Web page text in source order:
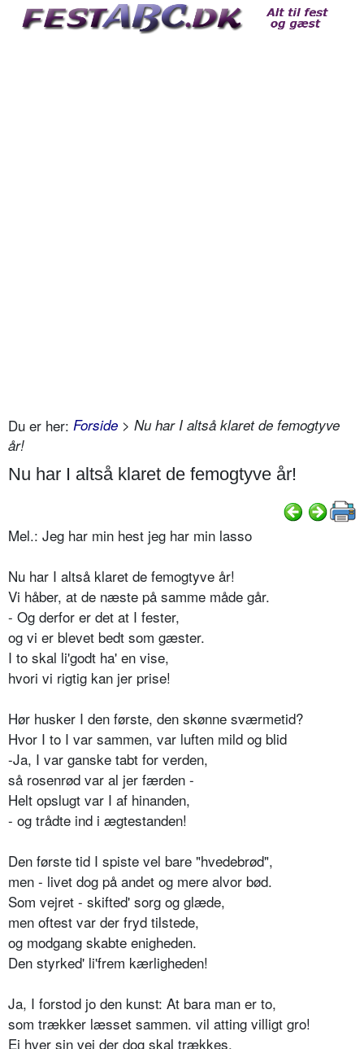
Du er her: Forside > Nu har I altså klaret de femogtyve
år!
Nu har I altså klaret de femogtyve år!
Mel.: Jeg har min hest jeg har min lasso
Nu har I altså klaret de femogtyve år!
Vi håber, at de næste på samme måde går.
- Og derfor er det at I fester,
og vi er blevet bedt som gæster.
I to skal li'godt ha' en vise,
hvori vi rigtig kan jer prise!
Hør husker I den første, den skønne sværmetid?
Hvor I to I var sammen, var luften mild og blid
-Ja, I var ganske tabt for verden,
så rosenrød var al jer færden -
Helt opslugt var I af hinanden,
- og trådte ind i ægtestanden!
Den første tid I spiste vel bare "hvedebrød",
men - livet dog på andet og mere alvor bød.
Som vejret - skifted' sorg og glæde,
men oftest var der fryd tilstede,
og modgang skabte enigheden.
Den styrked' li'frem kærligheden!
Ja, I forstod jo den kunst: At bara man er to,
som trækker læsset sammen. vil atting villigt gro!
Ej hver sin vej der dog skal trækkes,